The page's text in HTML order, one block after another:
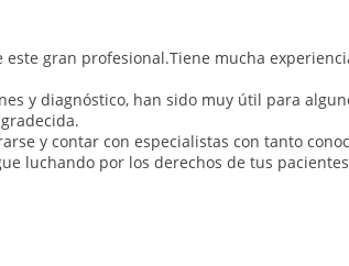
gran profesional.Tiene mucha
y diagnóstico, han sido muy útil para
y contar con especialistas con tanto
luchando por los derechos de tus